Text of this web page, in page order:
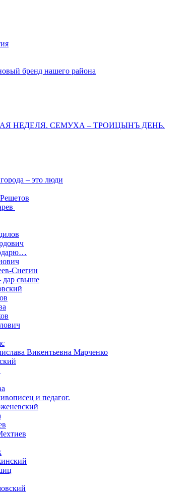
бренд нашего района
НЕДЕЛЯ. СЕМУХА – ТРОИЦЫНЪ ДЕНЬ.
– это люди
Снегин
дар свыше
Викентьевна Марченко
и педагог.